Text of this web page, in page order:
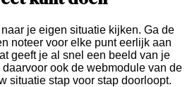
je eigen situatie kijken. Ga de
noteer voor elke punt eerlijk aan
geeft je al snel een beeld van je
ook de webmodule van de
situatie stap voor stap doorloopt.